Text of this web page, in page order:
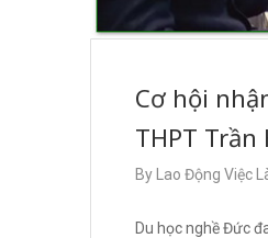
Cơ hội
THPT
ByLao Động Việc
Du học nghề Đức